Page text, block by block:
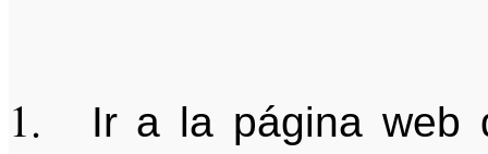
Ir a la página